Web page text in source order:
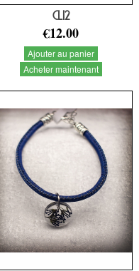
CL12
€12.00
Ajouter au panier
Acheter maintenant